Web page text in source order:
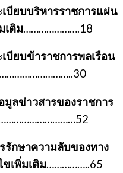
ยบบริหารราชการแผ่น
เติม………………….18
ยบข้าราชการพลเรือน
ลข่าวสารของราชการ
รักษาความลับของทาง
เพิ่มเติม……………..65